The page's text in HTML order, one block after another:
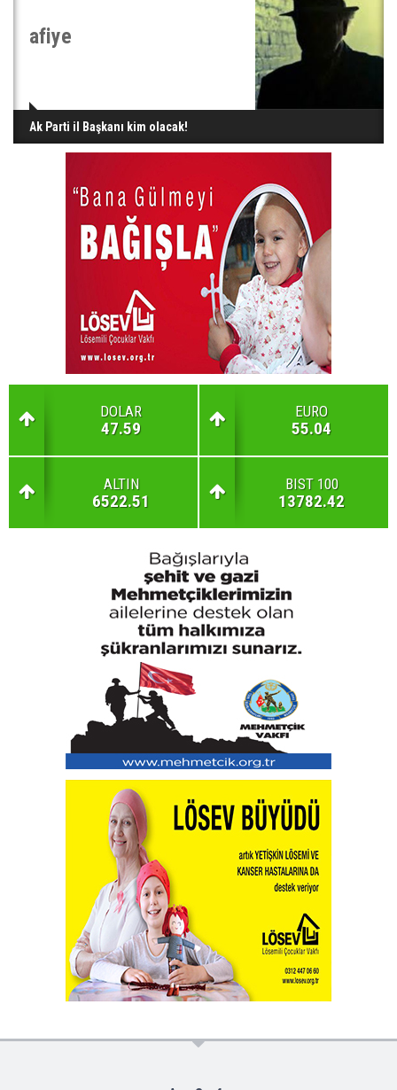
afiye
Ak Parti il Başkanı kim olacak!
DOLAR
47.59
EURO
55.04
ALTIN
6522.51
BIST 100
13782.42